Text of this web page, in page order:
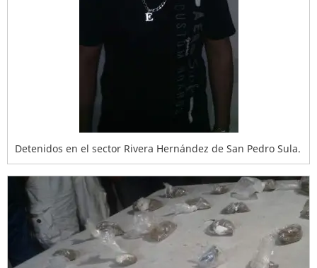
Detenidos en el sector Rivera Hernández de San Pedro Sula.